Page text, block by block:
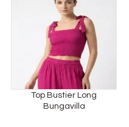
Top Bustier Long
Bungavilla